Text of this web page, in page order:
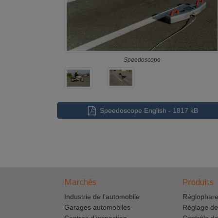
Speedoscope
Speedoscope English - 1817 kB
Marchés
Industrie de l’automobile
Garages automobiles
Produits
Réglage